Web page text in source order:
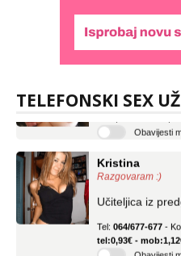
TELEFONSKI SEX
Tel:064/677-677 -
tel:0,93€ -
Obavijesti
Razgovaram :)
tel:0,93€ -
Obavijesti